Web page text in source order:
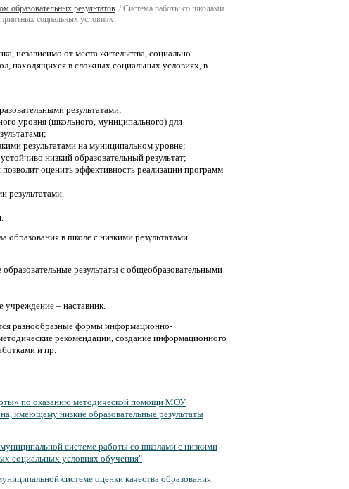
образовательных результатов / Система работы со школами
социальных условиях
независимо от места жительства, социально-
находящихся в сложных социальных условиях, в
результатами;
уровня (школьного, муниципального) для
результатами на муниципальном уровне;
низкий образовательный результат;
оценить эффективность реализации программ
результатами.
в школе с низкими результатами
результаты с общеобразовательными
учреждение – наставник.
разнообразные формы информационно-
рекомендации, создание информационного
и пр.
по оказанию методической помощи МОУ
имеющему низкие образовательные результаты
системе работы со школами с низкими
социальных условиях обучения"
системе оценки качества образования